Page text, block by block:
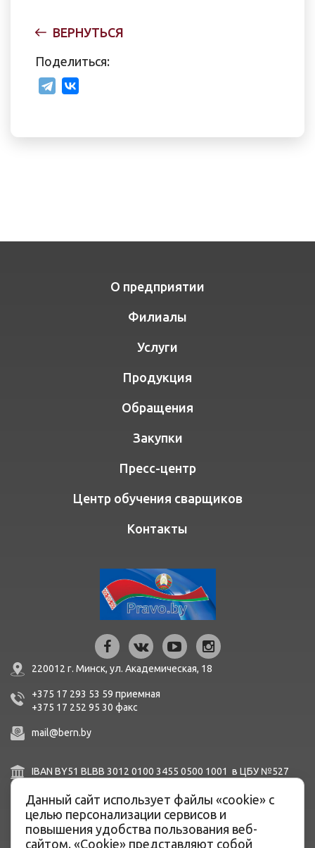
ВЕРНУТЬСЯ
Поделиться:
О предприятии
Филиалы
Услуги
Продукция
Обращения
Закупки
Пресс-центр
Центр обучения сварщиков
Контакты
220012 г. Минск, ул. Академическая, 18
+375 17 293 53 59 приемная
+375 17 252 95 30 факc
mail@bern.by
IBAN BY51 BLBB 3012 0100 3455 0500 1001 в ЦБУ №527
8Н,
BIC BLBBBY2X
Данный сайт использует файлы «cookie» с
целью персонализации сервисов и
повышения удобства пользования веб-
сайтом. «Cookie» представляют собой